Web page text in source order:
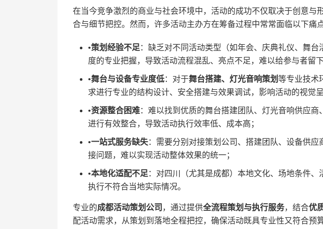
在当今竞争激烈的商业与社会环境中，活动的成功不仅取决于创意与
合与细节把控。然而，许多活动主办方在筹备过程中常常面临以下痛点
•​​策划经验不足​ ：缺乏对不同活动类型（如年会、庆典礼仪、舞
度的专业把握，导致活动流程混乱、亮点不足，难以给参与者留下
•​​舞台与设备专业度低​​：对于​​舞台搭建、灯光音响策划​等专业技术
求进行专业的结构设计、安全搭建与效果调试，影响活动的视觉
•​​资源整合困难​：难以找到优质的舞台搭建团队、灯光音响供应
进行有效整合，导致活动执行效率低、成本高；
•​​一站式服务缺失​：需要分别对接策划公司、搭建团队、设备供
接问题，难以实现活动整体效果的统一；
•​​本地化适配不足​ ：对四川（尤其是成都）本地文化、场地条件
执行不符合当地实际情况。
专业的​​成都活动策划公司​ ​，通过提供​​全流程策划与执行服务​​，结合​优
配活动需求，从策划到落地全程把控，确保活动既具专业性又符合预